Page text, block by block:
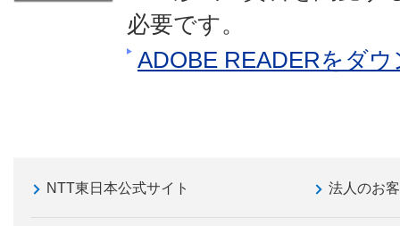
必要です。
ADOBE READERをダ
NTT東日本公式サイト 法人のお